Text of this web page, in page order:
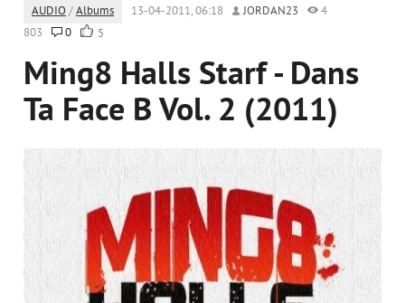
AUDIO /Albums 13-04-2011, 06:18 JORDAN23
4
803
0 5
Ming8 Halls Starf - Dans
Ta Face B Vol. 2 (2011)